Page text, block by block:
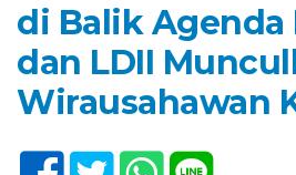
di Balik Agenda
dan LDII
Wirausahawan